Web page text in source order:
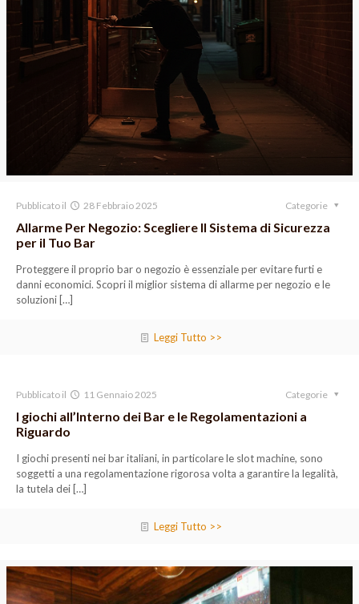
Pubblicato il 28 Febbraio 2025 Categorie
Allarme Per Negozio: Scegliere Il Sistema di Sicurezza
per il Tuo Bar
Proteggere il proprio bar o negozio è essenziale per evitare furti e
danni economici. Scopri il miglior sistema di allarme per negozio e le
soluzioni […]
Leggi Tutto >>
Pubblicato il 11 Gennaio 2025 Categorie
I giochi all’Interno dei Bar e le Regolamentazioni a
Riguardo
I giochi presenti nei bar italiani, in particolare le slot machine, sono
soggetti a una regolamentazione rigorosa volta a garantire la legalità,
la tutela dei […]
Leggi Tutto >>